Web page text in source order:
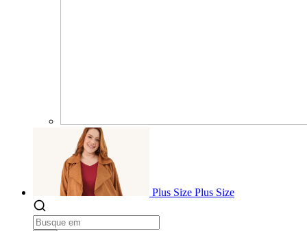
Plus Size Plus Size